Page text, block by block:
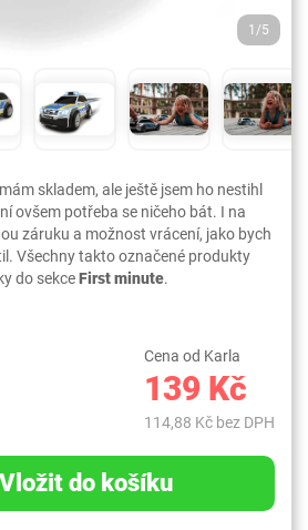
1/5
skladem, ale ještě jsem ho nestihl
ovšem potřeba se ničeho bát. I na
záruku a možnost vrácení, jako bych
Všechny takto označené produkty
do sekceFirst minute.
Cena od Karla
139 Kč
114,88 Kč bez DPH
Vložit do košíku